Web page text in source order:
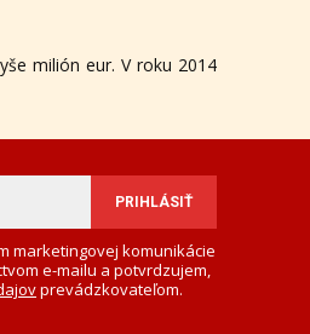
milión eur. V roku 2014
marketingovej komunikácie
e-mailu a potvrdzujem,
prevádzkovateľom.